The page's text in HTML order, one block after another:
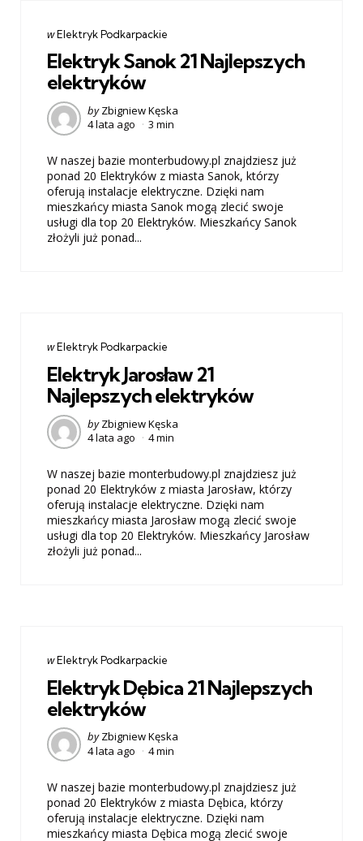
Categories
post
wElektryk Podkarpackie
Elektryk Sanok 21 Najlepszych
elektryków
Posted
by
by Zbigniew Kęska
4 lata ago
3 min
W naszej bazie monterbudowy.pl znajdziesz już
ponad 20 Elektryków z miasta Sanok, którzy
oferują instalacje elektryczne. Dzięki nam
mieszkańcy miasta Sanok mogą zlecić swoje
usługi dla top 20 Elektryków. Mieszkańcy Sanok
złożyli już ponad...
Categories
post
wElektryk Podkarpackie
Elektryk Jarosław 21
Najlepszych elektryków
Posted
by
by Zbigniew Kęska
4 lata ago
4 min
W naszej bazie monterbudowy.pl znajdziesz już
ponad 20 Elektryków z miasta Jarosław, którzy
oferują instalacje elektryczne. Dzięki nam
mieszkańcy miasta Jarosław mogą zlecić swoje
usługi dla top 20 Elektryków. Mieszkańcy Jarosław
złożyli już ponad...
Categories
post
wElektryk Podkarpackie
Elektryk Dębica 21 Najlepszych
elektryków
Posted
by
by Zbigniew Kęska
4 lata ago
4 min
W naszej bazie monterbudowy.pl znajdziesz już
ponad 20 Elektryków z miasta Dębica, którzy
oferują instalacje elektryczne. Dzięki nam
mieszkańcy miasta Dębica mogą zlecić swoje